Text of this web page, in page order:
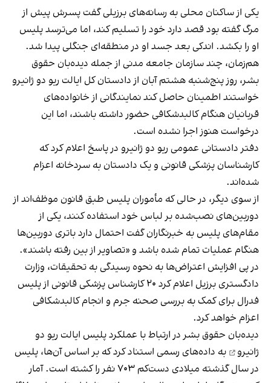
یکی از ساکنان محلی به رسانه‌های برزیلی گفت پسرش پیش از
مرگ گفته بود قصد دارد خود را تسلیم کند، اما می‌ترسد پلیس
او را بکشد. اندکی بعد جسد او در منطقه‌ای جنگلی پیدا شد.
هم‌زمان، چند سازمان جامعه مدنی از جمله دیده‌بان حقوق
بشر، روز پنج‌شنبه هشتم آبان از دادستان کل ایالت ریو دو ژانیرو
خواستند اطمینان حاصل کند نمایندگانی از خانواده‌های
قربانیان هنگام کالبدشکافی حضور داشته باشند، اما این
درخواست هنوز اجرا نشده است.
دفتر دادستانی عمومی ریو دو ژانیرو در پاسخ اعلام کرد که
کارشناسان پزشکی قانونی و یک دادستان به سردخانه اعزام
شده‌اند.
از سوی دیگر، در حالی که مأموران پلیس طبق قانون موظف‌اند از
دوربین‌های نصب‌شده بر لباس خود استفاده کنند، یکی از
مقام‌های پلیس به خبرنگاران گفت احتمال دارد باتری دوربین‌ها
هنگام عملیات تمام شده باشد و «تصاویر از بین رفته باشند».
در پی افزایش اعتراض‌ها به نحوه رسیدگی به تحقیقات، وزارت
دادگستری برزیل اعلام کرد ۲۰ کارشناس پزشکی قانونی از پلیس
فدرال برای کمک به بررسی صحنه جرم و انجام کالبدشکافی
اعزام خواهد کرد.
دیده‌بان حقوق بشر در ارتباط با عملکرد پلیس ایالت ریو دو
ژانیرو
به داده‌های رسمی استناد کرد که بر اساس آن‌ها، پلیس
در سال گذشته میلادی دست‌کم ۷۰۳ نفر را کشته است. آمار